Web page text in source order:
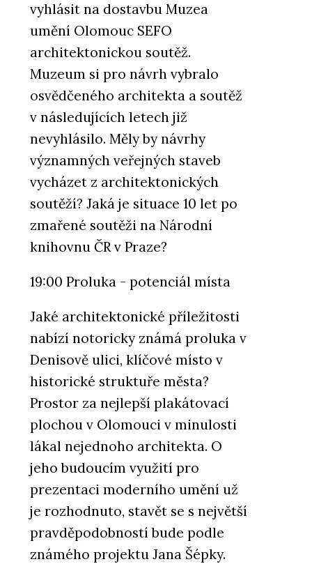
vyhlásit na dostavbu Muzea
umění Olomouc SEFO
architektonickou soutěž.
Muzeum si pro návrh vybralo
osvědčeného architekta a soutěž
v následujících letech již
nevyhlásilo. Měly by návrhy
významných veřejných staveb
vycházet z architektonických
soutěží? Jaká je situace 10 let po
zmařené soutěži na Národní
knihovnu ČR v Praze?
19:00 Proluka - potenciál místa
Jaké architektonické příležitosti
nabízí notoricky známá proluka v
Denisově ulici, klíčové místo v
historické struktuře města?
Prostor za nejlepší plakátovací
plochou v Olomouci v minulosti
lákal nejednoho architekta. O
jeho budoucím využití pro
prezentaci moderního umění už
je rozhodnuto, stavět se s největší
pravděpodobností bude podle
známého projektu Jana Šépky.